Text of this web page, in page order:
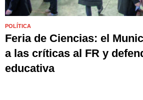
POLÍTICA
Feria de Ciencias: el
a las críticas al FR y
educativa